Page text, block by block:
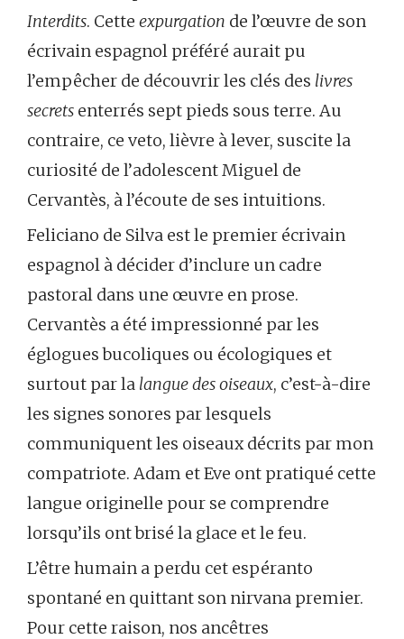
Interdits. Cette expurgation de l’œuvre de son
écrivain espagnol préféré aurait pu
l’empêcher de découvrir les clés des livres
secrets enterrés sept pieds sous terre. Au
contraire, ce veto, lièvre à lever, suscite la
curiosité de l’adolescent Miguel de
Cervantès, à l’écoute de ses intuitions.
Feliciano de Silva est le premier écrivain
espagnol à décider d’inclure un cadre
pastoral dans une œuvre en prose.
Cervantès a été impressionné par les
églogues bucoliques ou écologiques et
surtout par la langue des oiseaux, c’est-à-dire
les signes sonores par lesquels
communiquent les oiseaux décrits par mon
compatriote. Adam et Eve ont pratiqué cette
langue originelle pour se comprendre
lorsqu’ils ont brisé la glace et le feu.
L’être humain a perdu cet espéranto
spontané en quittant son nirvana premier.
Pour cette raison, nos ancêtres